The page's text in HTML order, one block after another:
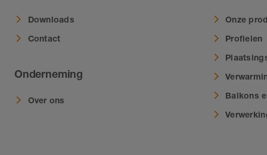
Downloads
Contact
Onderneming
Over ons
Onze
Profielen
Balkons